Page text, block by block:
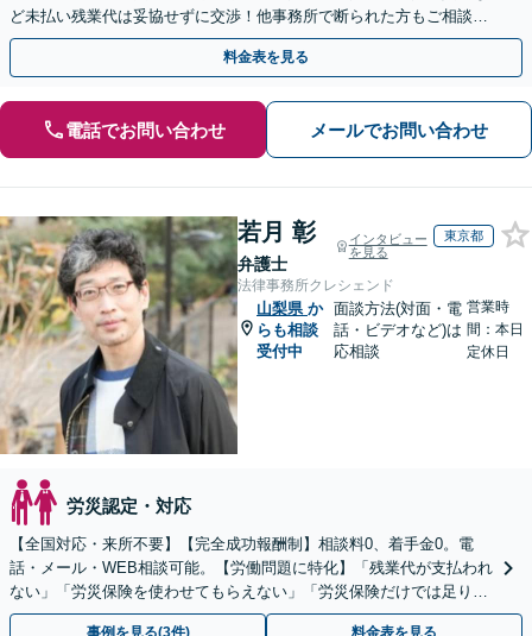
ど未払い残業代は妥協せずに交渉！他事務所で断られた方もご相談く
ださい。【解決事例が豊富】土曜日も電話受付しています
料金表を見る
電話でお問い合わせ メールでお問い合わせ
若月 彰
弁護士
インタビュー
を見る
東京都
法律事務所クレシェンド
山梨県 か
らも相談
受付中
面談方法(対面・電
話・ビデオなど)は
応相談
営業時
間：本日
定休日
労災認定・対応
【全国対応・来所不要】【完全成功報酬制】相談料0、着手金0。電
話・メール・WEB相談可能。【労働問題に特化】「残業代が支払われ
ない」「労災保険を使わせてもらえない」「労災保険だけでは足りな
い。損害賠償請求したい」など労働問題はお任せを。
事例を見る(3件) 料金表を見る